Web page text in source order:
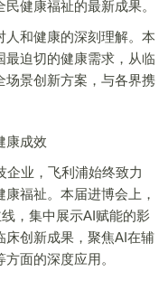
健康福祉的最新成果。
和健康的深刻理解。本
最迫切的健康需求，从临
场景创新方案，与各界携
成效
业，飞利浦始终致力
福祉。本届进博会上，
，集中展示AI赋能的影
床创新成果，聚焦AI在辅
面的深度应用。